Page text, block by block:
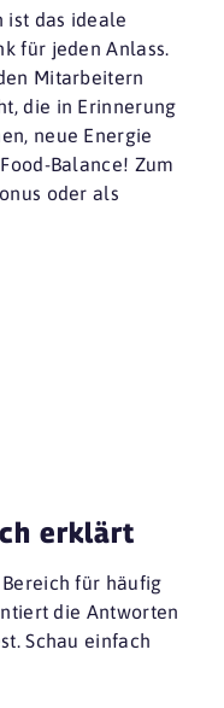
ist das ideale
für jeden Anlass.
Mitarbeitern
die in Erinnerung
neue Energie
Balance! Zum
oder als
erklärt
für häufig
die Antworten
Schau einfach